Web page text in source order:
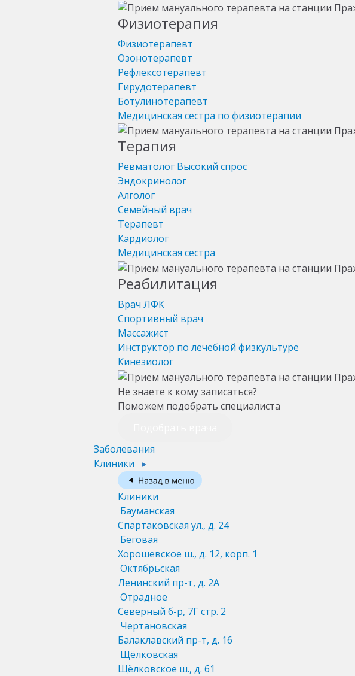
Физиотерапия
Физиотерапевт
Озонотерапевт
Рефлексотерапевт
Гирудотерапевт
Ботулинотерапевт
Медицинская сестра по физиотерапии
Терапия
Ревматолог Высокий спрос
Эндокринолог
Алголог
Семейный врач
Терапевт
Кардиолог
Медицинская сестра
Реабилитация
Врач ЛФК
Спортивный врач
Массажист
Инструктор по лечебной физкультуре
Кинезиолог
Не знаете к кому записаться?
Поможем подобрать специалиста
Заболевания
Клиники
Клиники
Бауманская
Спартаковская ул., д. 24
Беговая
Хорошевское ш., д. 12, корп. 1
Октябрьская
Ленинский пр-т, д. 2А
Отрадное
Северный б-р, 7Г стр. 2
Чертановская
Балаклавский пр-т, д. 16
Щёлковская
Щёлковское ш., д. 61